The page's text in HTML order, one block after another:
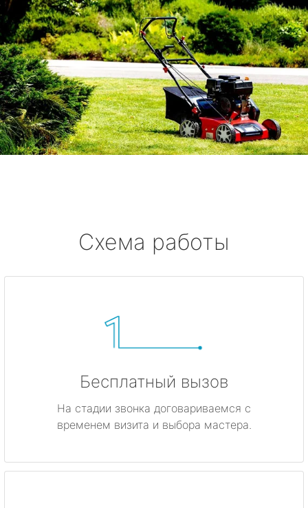
Схема работы
Бесплатный вызов
На стадии звонка договариваемся с
временем визита и выбора мастера.